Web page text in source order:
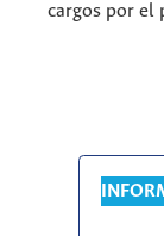
cargos por el